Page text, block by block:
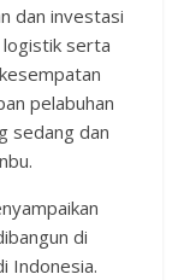
dan investasi
serta
pelabuhan
sedang dan
di
Indonesia.